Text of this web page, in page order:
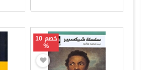
خصم 10
%